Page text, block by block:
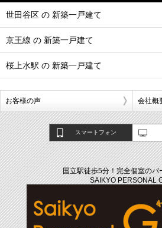
世田谷区 の 新築一戸建て
京王線 の 新築一戸建て
桜上水駅 の 新築一戸建て
お客様の声 会社概
スマートフォン
国立駅徒歩5分！完全個室のパ
SAIKYO PERSONAL